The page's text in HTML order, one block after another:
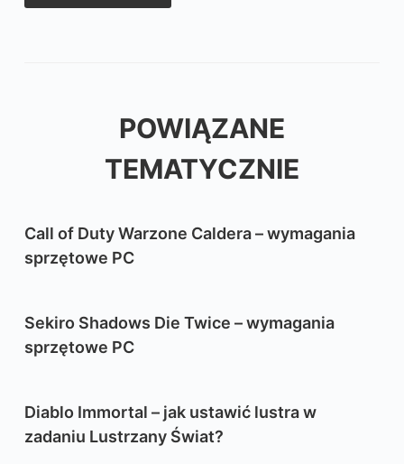
POWIĄZANE
TEMATYCZNIE
Call of Duty Warzone Caldera – wymagania
sprzętowe PC
Sekiro Shadows Die Twice – wymagania
sprzętowe PC
Diablo Immortal – jak ustawić lustra w
zadaniu Lustrzany Świat?